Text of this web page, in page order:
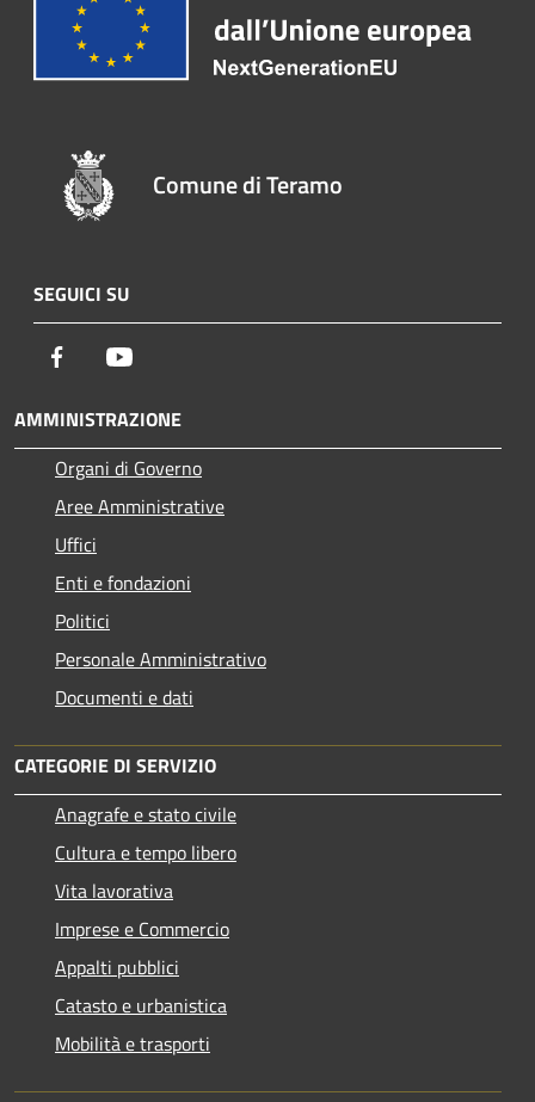
Comune di Teramo
SEGUICI SU
Facebook
AMMINISTRAZIONE
Organi di Governo
Aree Amministrative
Uffici
Enti e fondazioni
Politici
Personale Amministrativo
Documenti e dati
CATEGORIE DI SERVIZIO
Anagrafe e stato civile
Cultura e tempo libero
Vita lavorativa
Imprese e Commercio
Appalti pubblici
Catasto e urbanistica
Mobilità e trasporti